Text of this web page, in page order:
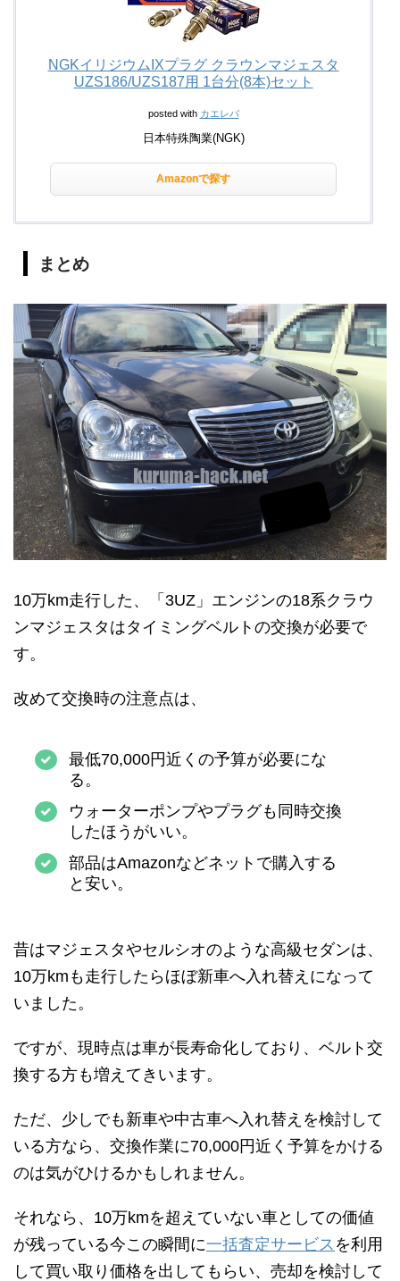
NGKイリジウムIXプラグ クラウンマジェスタ
UZS186/UZS187用 1台分(8本)セット
posted with カエレバ
日本特殊陶業(NGK)
Amazonで探す
まとめ
10万km走行した、「3UZ」エンジンの18系クラウ
ンマジェスタはタイミングベルトの交換が必要で
す。
改めて交換時の注意点は、
最低70,000円近くの予算が必要にな
る。
ウォーターポンプやプラグも同時交換
したほうがいい。
部品はAmazonなどネットで購入する
と安い。
昔はマジェスタやセルシオのような高級セダンは、
10万kmも走行したらほぼ新車へ入れ替えになって
いました。
ですが、現時点は車が長寿命化しており、ベルト交
換する方も増えてきいます。
ただ、少しでも新車や中古車へ入れ替えを検討して
いる方なら、交換作業に70,000円近く予算をかける
のは気がひけるかもしれません。
それなら、10万kmを超えていない車としての価値
が残っている今この瞬間に一括査定サービス を利用
して買い取り価格を出してもらい、売却を検討して